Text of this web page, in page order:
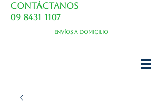
Contáctanos
09 8431 1107
Envíos a domicilio